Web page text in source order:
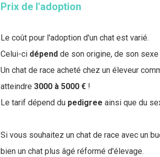
Prix de l'adoption
Le coût pour l'adoption d'un chat est varié.
Celui-ci dépend de son origine, de son
Un chat de race acheté chez un éleveur
atteindre 3000 à 5000 € !
Le tarif dépend du pedigree ainsi que du
Si vous souhaitez un chat de race avec un
bien un chat plus âgé réformé d'élevage.